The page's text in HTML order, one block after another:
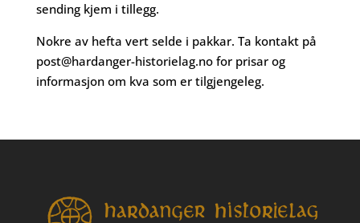
sending kjem i tillegg.
Nokre av hefta vert selde i pakkar. Ta kontakt på
post@hardanger-historielag.nofor prisar og
informasjon om kva som er tilgjengeleg.